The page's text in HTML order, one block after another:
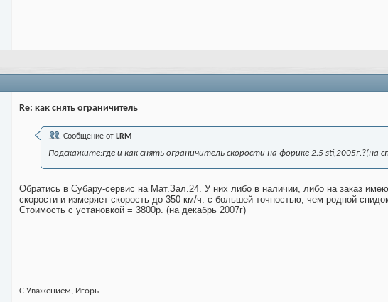
Re: как снять ограничитель
Сообщение от LRM
Подскажите:где и как снять ограничитель скорости на форике 2.5
Обратись в Субару-сервис на Мат.Зал.24. У них либо в наличии, либо на заказ
скорости и измеряет скорость до 350 км/ч. с большей точностью, чем родной
Стоимость с установкой = 3800р. (на декабрь 2007г)
С Уважением, Игорь